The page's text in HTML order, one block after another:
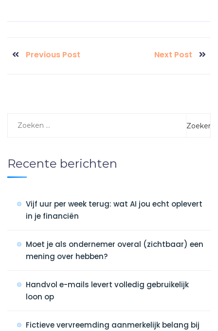
Previous Post Next Post
Recente berichten
Vijf uur per week terug: wat AI jou echt oplevert
in je financiën
Moet je als ondernemer overal (zichtbaar) een
mening over hebben?
Handvol e-mails levert volledig gebruikelijk
loon op
Fictieve vervreemding aanmerkelijk belang bij